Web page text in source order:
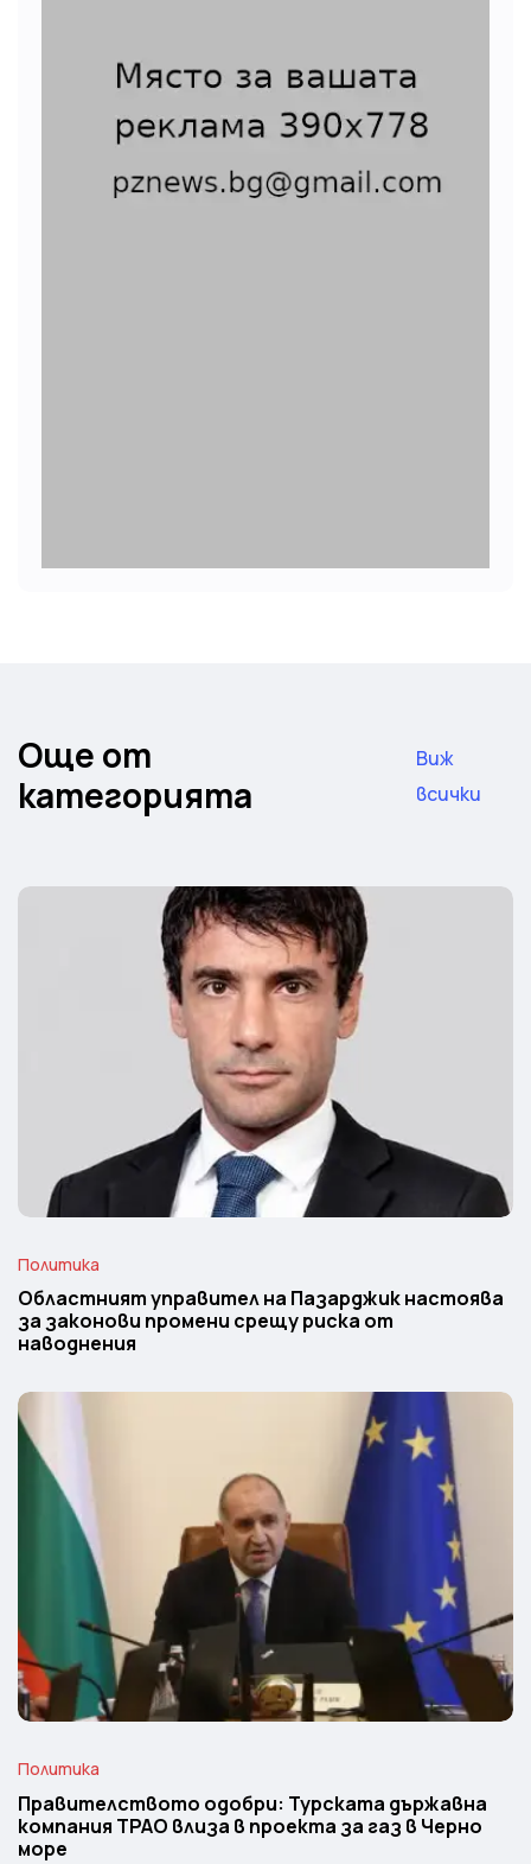
Още от
категорията
Виж
всички
Политика
Областният управител на Пазарджик настоява
за законови промени срещу риска от
наводнения
Политика
Правителството одобри: Турската държавна
компания TPAO влиза в проекта за газ в Черно
море